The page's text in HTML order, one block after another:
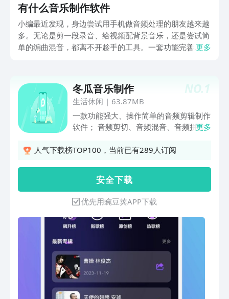
有什么音乐制作软件
小编最近发现，身边尝试用手机做音频处理的朋友越来越
多。无论是剪一段录音、给视频配背景音乐，还是尝试简
单的编曲混音，都离不开趁手的工具。一套功能完善
款应用在各自领域都有不错的积累，小编逐一介绍它们的
特点，方便大家按需选用。
更多
NO.1
冬瓜音乐制作
生活休闲 | 63.87MB
一款功能强大、操作简单的音频剪辑制作
软件； 音频剪切、音频混音、音频拼接
效果 支持同一音乐剪切出多段音频，多
更多
人气下载榜TOP100，当前已有289人订阅
安 全 下 载
优先用豌豆荚APP下载